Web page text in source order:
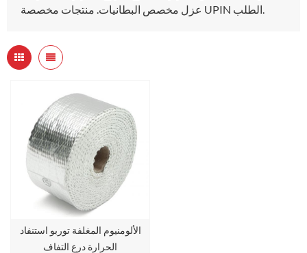
الألومنيوم المغلفة توربو استنفاد
الحرارة درع التفاف